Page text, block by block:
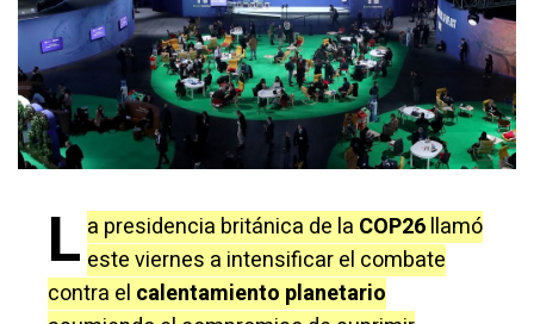
L a presidencia británica de la COP26llamó
este viernes a intensificar el combate
contra el calentamiento planetario